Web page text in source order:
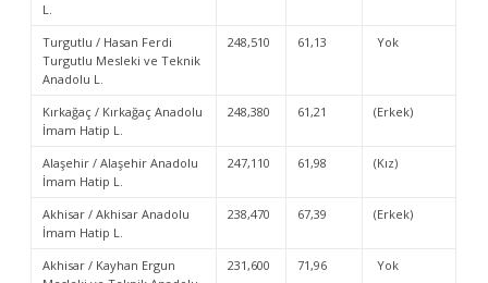
L.
Turgutlu / Hasan Ferdi
Turgutlu Mesleki ve Teknik
Anadolu L.
248,510 61,13 Yok
Kırkağaç / Kırkağaç Anadolu
İmam Hatip L.
248,380 61,21 (Erkek)
Alaşehir / Alaşehir Anadolu
İmam Hatip L.
247,110 61,98 (Kız)
Akhisar / Akhisar Anadolu
İmam Hatip L.
238,470 67,39 (Erkek)
Akhisar / Kayhan Ergun
231,600 71,96 Yok